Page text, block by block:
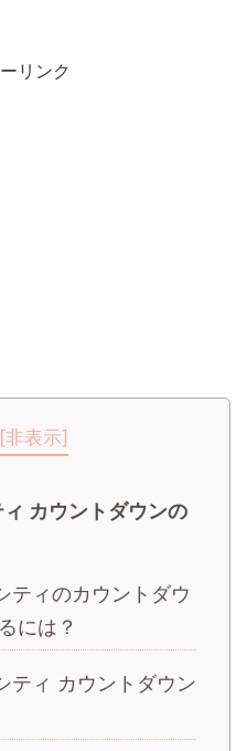
リンク
[非表示]
カウントダウンの
ティのカウントダウ
には？
ティ カウントダウン